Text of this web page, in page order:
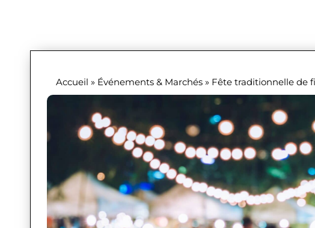
Accueil » Événements & Marchés» Fête traditionnelle de